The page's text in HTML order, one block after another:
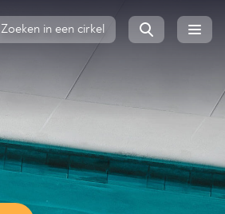
Zoeken in een cirkel